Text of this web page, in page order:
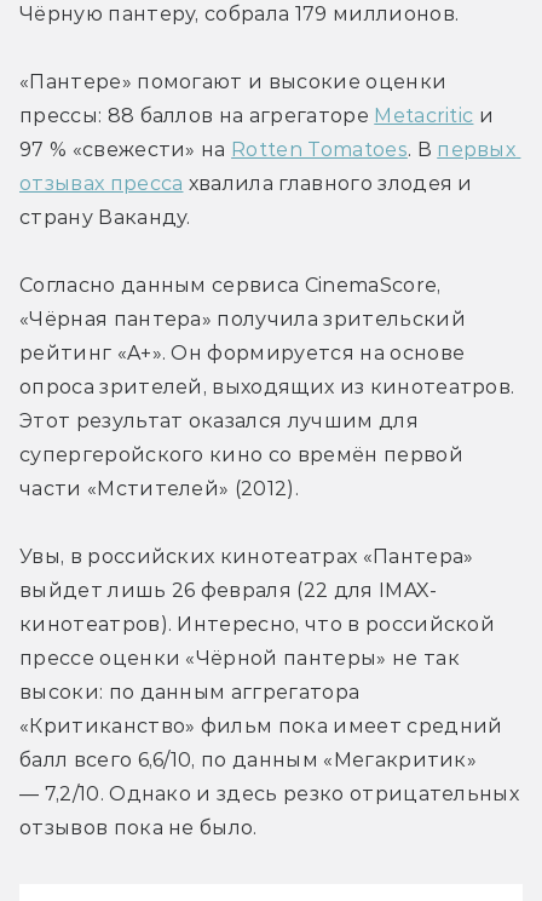
Чёрную пантеру, собрала 179 миллионов.
«Пантере» помогают и высокие оценки
прессы: 88 баллов на агрегаторе Metacritic и
97 % «свежести» на Rotten Tomatoes. В первых
отзывах пресса хвалила главного злодея и
страну Ваканду.
Согласно данным сервиса CinemaScore,
«Чёрная пантера» получила зрительский
рейтинг «A+». Он формируется на основе
опроса зрителей, выходящих из кинотеатров.
Этот результат оказался лучшим для
супергеройского кино со времён первой
части «Мстителей» (2012).
Увы, в российских кинотеатрах «Пантера»
выйдет лишь 26 февраля (22 для IMAX-
кинотеатров). Интересно, что в российской
прессе оценки «Чёрной пантеры» не так
высоки: по данным аггрегатора
«Критиканство» фильм пока имеет средний
балл всего 6,6/10, по данным «Мегакритик»
— 7,2/10. Однако и здесь резко отрицательных
отзывов пока не было.